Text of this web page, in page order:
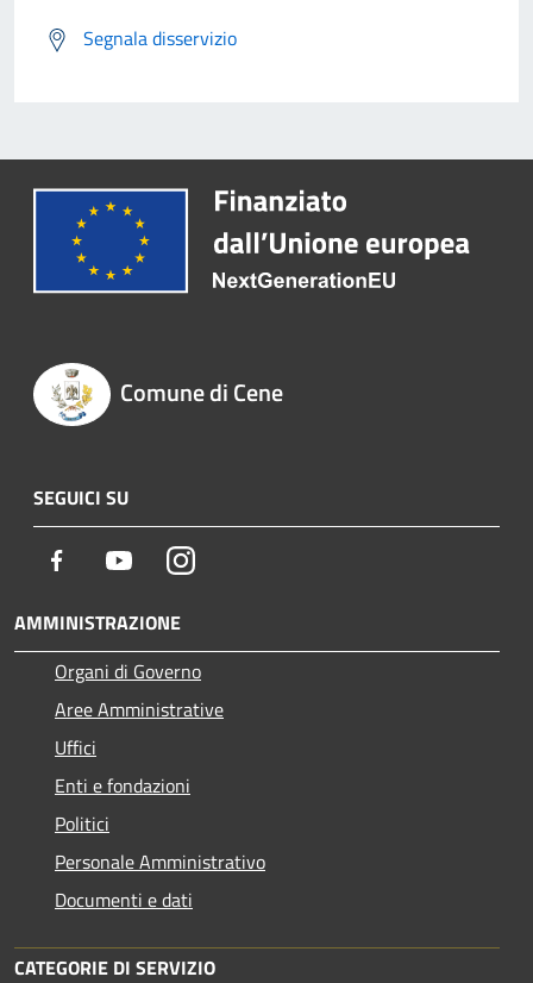
Segnala disservizio
Comune di Cene
SEGUICI SU
Facebook YoutubeInstagram
AMMINISTRAZIONE
Organi di Governo
Aree Amministrative
Uffici
Enti e fondazioni
Politici
Personale Amministrativo
Documenti e dati
CATEGORIE DI SERVIZIO